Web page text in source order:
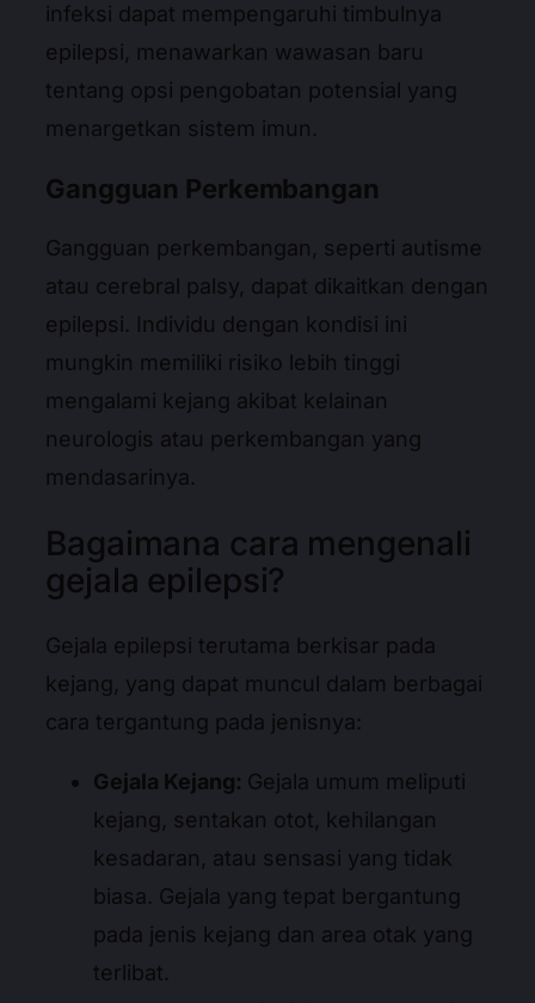
infeksi dapat mempengaruhi timbulnya
epilepsi, menawarkan wawasan baru
tentang opsi pengobatan potensial yang
menargetkan sistem imun.
Gangguan Perkembangan
Gangguan perkembangan, seperti autisme
atau cerebral palsy, dapat dikaitkan dengan
epilepsi. Individu dengan kondisi ini
mungkin memiliki risiko lebih tinggi
mengalami kejang akibat kelainan
neurologis atau perkembangan yang
mendasarinya.
Bagaimana cara mengenali
gejala epilepsi?
Gejala epilepsi terutama berkisar pada
kejang, yang dapat muncul dalam berbagai
cara tergantung pada jenisnya:
Gejala Kejang: Gejala umum meliputi
kejang, sentakan otot, kehilangan
kesadaran, atau sensasi yang tidak
biasa. Gejala yang tepat bergantung
pada jenis kejang dan area otak yang
terlibat.